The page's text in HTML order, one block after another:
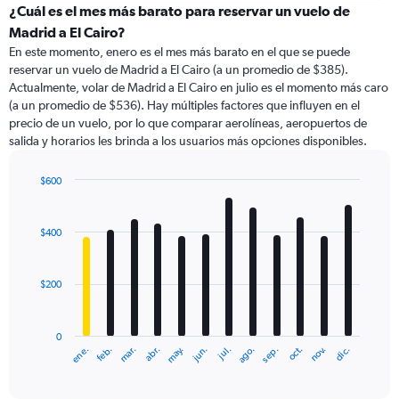
categories.
Range:
categories.
The
chart
has
1
Y
displaying
¿Cuál es el mes más barato para reservar un vuelo de
Madrid a El Cairo?
En este momento, enero es el mes más barato en el que se puede
reservar un vuelo de Madrid a El Cairo (a un promedio de $385).
Actualmente, volar de Madrid a El Cairo en julio es el momento más caro
(a un promedio de $536). Hay múltiples factores que influyen en el
precio de un vuelo, por lo que comparar aerolíneas, aeropuertos de
salida y horarios les brinda a los usuarios más opciones disponibles.
with
12
The
ene. feb. mar. abr. may. jun. jul. ago. sep. oct. nov. dic.
0
$200
$400
$600